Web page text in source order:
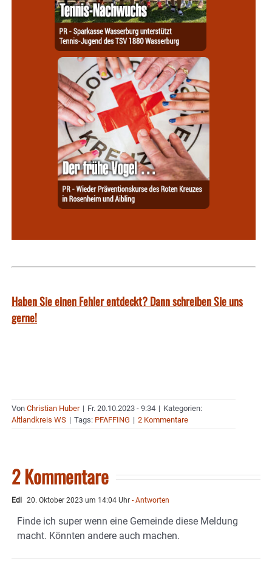
Haben Sie einen Fehler entdeckt? Dann schreiben Sie uns
gerne!
Von Christian Huber | Fr. 20.10.2023 - 9:34 | Kategorien:
Altlandkreis WS | Tags: PFAFFING | 2 Kommentare
2 Kommentare
Edl 20. Oktober 2023 um 14:04 Uhr - Antworten
Finde ich super wenn eine Gemeinde diese Meldung
macht. Könnten andere auch machen.